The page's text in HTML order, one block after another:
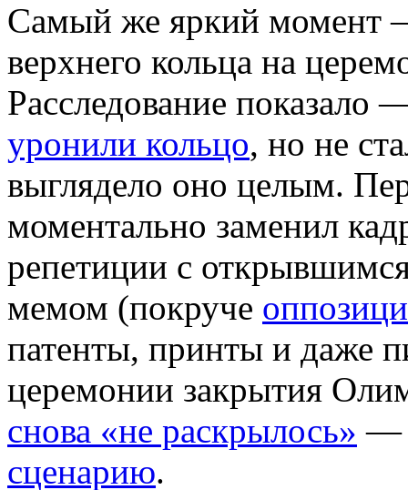
Самый же яркий момент
верхнего кольца на
Расследование показало
уронили кольцо, но не
выглядело оно целым.
моментально заменил
репетиции с
мемом (покруче
патенты, принты и даже
церемонии закрытия
снова «не раскрылось» —
сценарию.